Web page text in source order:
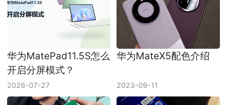
华为MatePad11.5S怎么
开启分屏模式？
2026-07-27
华为MateX5配色介绍
2023-09-11